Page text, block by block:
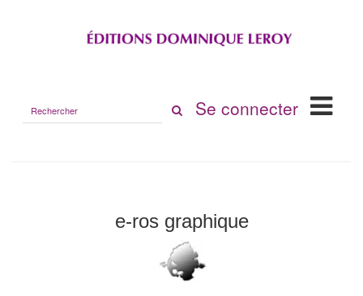
le
Se connecter
e-ros graphique